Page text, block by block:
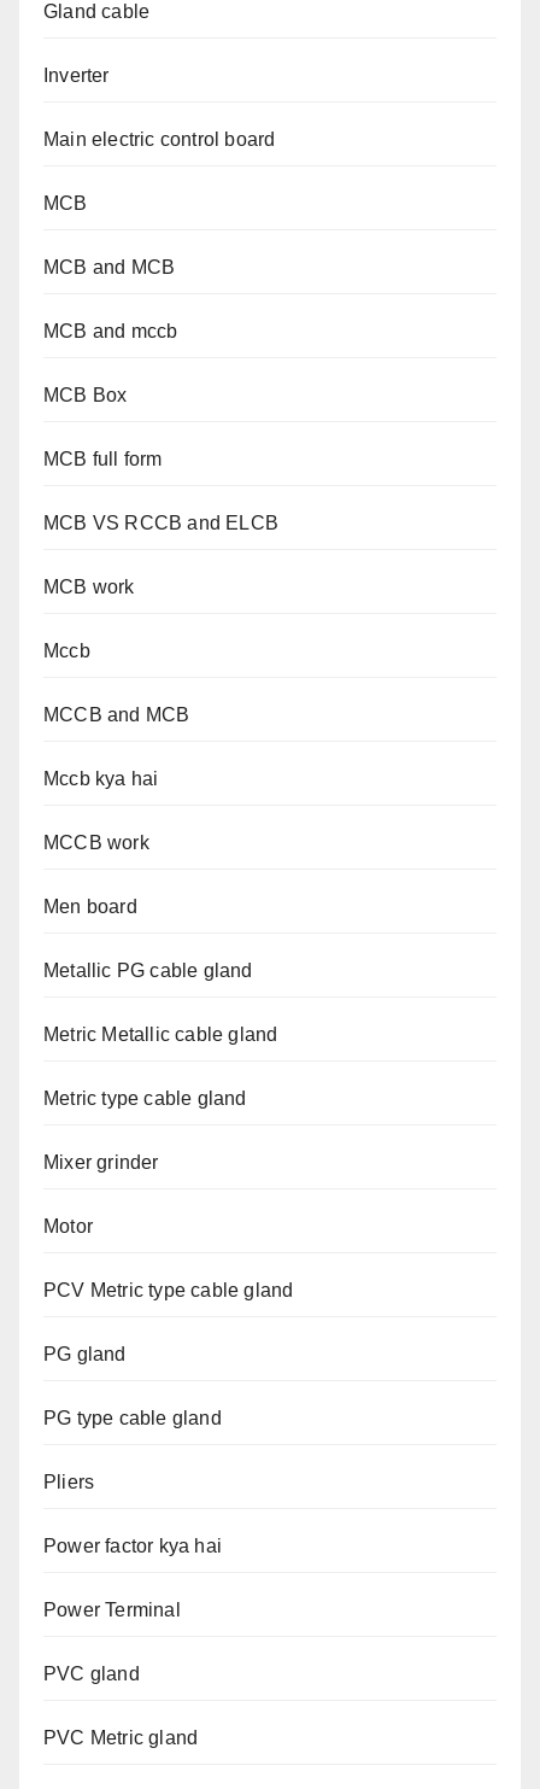
Gland cable
Inverter
Main electric control board
MCB
MCB and MCB
MCB and mccb
MCB Box
MCB full form
MCB VS RCCB and ELCB
MCB work
Mccb
MCCB and MCB
Mccb kya hai
MCCB work
Men board
Metallic PG cable gland
Metric Metallic cable gland
Metric type cable gland
Mixer grinder
Motor
PCV Metric type cable gland
PG gland
PG type cable gland
Pliers
Power factor kya hai
Power Terminal
PVC gland
PVC Metric gland